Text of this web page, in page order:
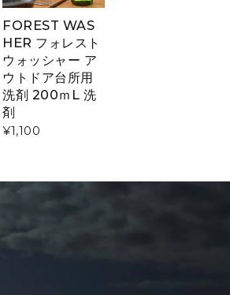
FOREST WAS
HER フォレスト
ウォッシャー ア
ウトドア台所用
洗剤 200ｍL 洗
剤
¥1,100